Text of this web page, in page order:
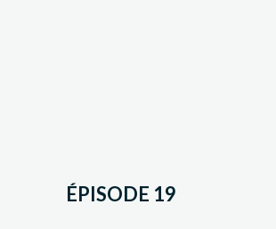
ÉPISODE 19